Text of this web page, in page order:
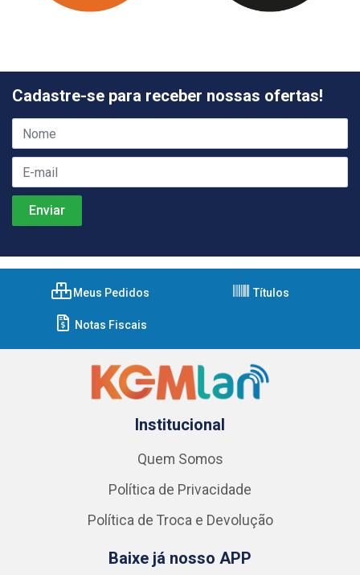
Cadastre-se para receber nossas ofertas!
Meus Pedidos Títulos
Notas Fiscais
Institucional
Quem Somos
Política de Privacidade
Política de Troca e Devolução
Baixe já nosso APP